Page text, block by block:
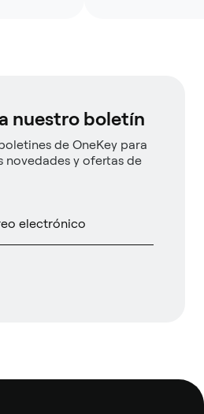
nuestro boletín
de OneKey para
novedades y ofertas de